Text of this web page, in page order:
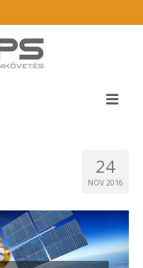
24
NOV 2016